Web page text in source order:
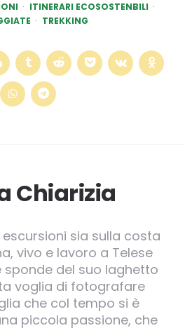
ITINERARI ECOSOSTENBILI
TREKKING
Chiarizia
sia sulla costa
vivo e lavoro a Telese
sponde del suo laghetto
voglia di fotografare
che col tempo si è
piccola passione, che